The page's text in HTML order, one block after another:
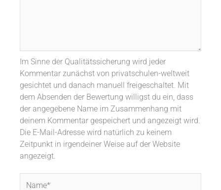
Im Sinne der Qualitätssicherung wird jeder
Kommentar zunächst von privatschulen-weltweit
gesichtet und danach manuell freigeschaltet. Mit
dem Absenden der Bewertung willigst du ein, dass
der angegebene Name im Zusammenhang mit
deinem Kommentar gespeichert und angezeigt wird.
Die E-Mail-Adresse wird natürlich zu keinem
Zeitpunkt in irgendeiner Weise auf der Website
angezeigt.